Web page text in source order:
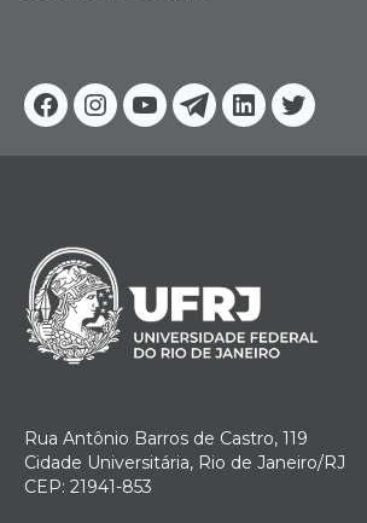
Facebook
Instagram
YoutubeTelegram
Linkedin
Twitter
Rua Antônio Barros de Castro, 119
Cidade Universitária, Rio de Janeiro/RJ
CEP: 21941-853